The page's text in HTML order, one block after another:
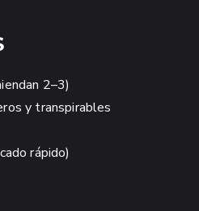
2–3)
y transpirables
rápido)